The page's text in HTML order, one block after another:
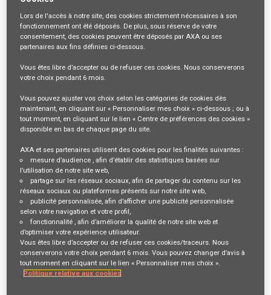
35293
mail_outline
Recevez les futures offres correspondant à cette recherche
Description du poste
VOTRE RÔLE ET VOS MISSIONS
Fibrecommerciale,exigence et goût duchallengesont
des mots qui vous parlent ?L’empathiefait partie de vos
principales qualités ? Vous souhaitez exercer unmétier
salariétout en bénéficiant d’une grande autonomie
Lors de l'accès à notre site, des cookies strictement nécessaires à son
fonctionnement ont été déposés. De plus, sous réserve de votre
consentement, des cookies peuvent être déposés par AXA ou ses
partenaires aux fins définies ci-dessous.
Vous êtes libre d’accepter ou de refuser ces cookies. Nous conserverons
votre choix pendant 6 mois.
Vous pouvez ajuster vos choix selon les catégories de cookies dès
maintenant, en cliquant sur « Personnaliser mes choix » ci-dessous ; ou à
tout moment, en cliquant sur le lien « Centre de préférences des cookies »
disponible en bas de chaque page du site.
AXA et ses partenaires utilisent des cookies pour les finalités suivantes :
mesure d’audience , afin d’établir des statistiques basées sur
l’utilisation de notre site web,
partage sur les réseaux sociaux, afin de partager du contenu sur les
réseaux sociaux ou plateformes présents sur notre site web,
publicité personnalisée, afin d’afficher une publicité personnalisée
selon votre navigation et votre profil,
fonctionnalité , afin d’améliorer la qualité de notre site web et
d’optimiser votre expérience utilisateur.
Vous êtes libre d’accepter ou de refuser ces cookies/traceurs. Nous
conserverons votre choix pendant 6 mois. Vous pouvez changer d’avis à
tout moment en cliquant sur le lien « Personnaliser mes choix ».
Politique relative aux cookies